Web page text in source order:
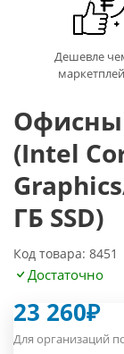
Дешевле
(Intel
ГБ SSD)
Код товара: 8451
Достаточно
23 260₽
Для организаций